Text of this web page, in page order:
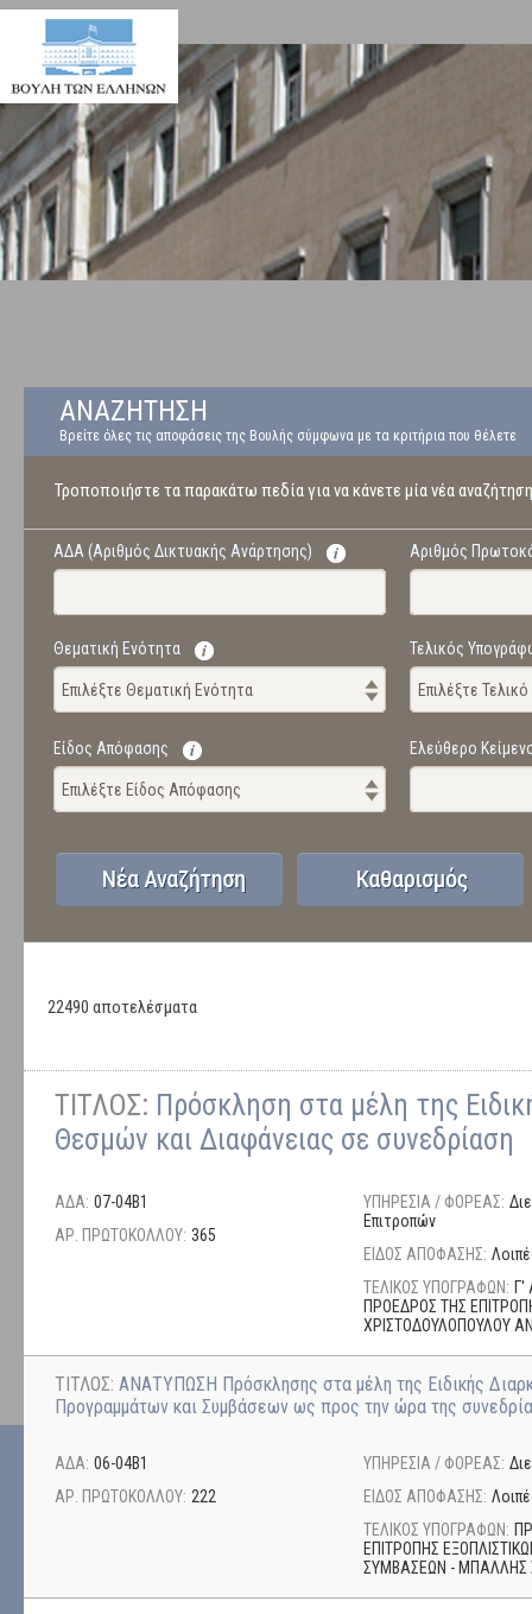
ΑΝΑΖΗΤΗΣΗ
Βρείτε όλες τις αποφάσεις της Βουλής σύμφωνα με τα κριτήρια που θέλετε
Τροποποιήστε τα παρακάτω πεδία για να κάνετε μία νέα αναζήτηση
ΑΔΑ (Αριθμός Δικτυακής Ανάρτησης) Αριθμός
Θεματική Ενότητα
Επιλέξτε Θεματική Ενότητα
Τελικός
Επιλέξτε
Είδος Απόφασης
Επιλέξτε Είδος Απόφασης
Ελεύθερο
22490 αποτελέσματα
ΤΙΤΛΟΣ: Πρόσκληση στα μέλη της
Θεσμών και Διαφάνειας σε συνεδρίαση
ΑΔΑ: 07-04Β1
ΑΡ. ΠΡΩΤΟΚΟΛΛΟΥ: 365
ΥΠΗΡΕΣΙΑ / ΦΟΡΕΑΣ:
Επιτροπών
ΕΙΔΟΣ ΑΠΟΦΑΣΗΣ:
ΤΕΛΙΚΟΣ ΥΠΟΓΡΑΦΩΝ: Γ'
ΠΡΟΕΔΡΟΣ ΤΗΣ
ΧΡΙΣΤΟΔΟΥΛΟΠΟΥΛΟΥ
ΤΙΤΛΟΣ: ΑΝΑΤΥΠΩΣΗ Πρόσκλησης στα μέλη της Ειδικής
Προγραμμάτων και Συμβάσεων ως προς την ώρα της
ΑΔΑ: 06-04Β1
ΑΡ. ΠΡΩΤΟΚΟΛΛΟΥ: 222
ΥΠΗΡΕΣΙΑ / ΦΟΡΕΑΣ:
ΕΙΔΟΣ ΑΠΟΦΑΣΗΣ:
ΤΕΛΙΚΟΣ ΥΠΟΓΡΑΦΩΝ:
ΕΠΙΤΡΟΠΗΣ
ΣΥΜΒΑΣΕΩΝ - ΜΠΑΛΛΗΣ